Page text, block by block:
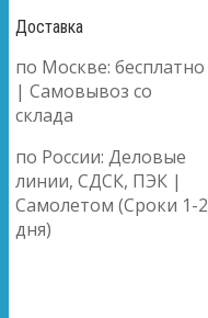
Доставка
по Москве: бесплатно
| Самовывоз со
склада
по России: Деловые
линии, СДСК, ПЭК |
Самолетом (Сроки 1-2
дня)